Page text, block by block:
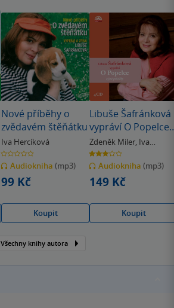
Nové příběhy o
zvědavém štěňátku
Iva Hercíková
0.0
z
5
hvězdiček
Audiokniha (mp3)
99 Kč
Koupit
Libuše Šafránková
vypráví O Popelce
jiné pohádky
Zdeněk Miler, Iva
Hercíková
3.0
z
5
hvězdiček
Audiokniha (mp3)
149 Kč
Koupit
Všechny knihy autora